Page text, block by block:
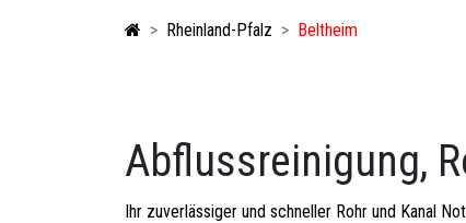
Rheinland-Pfalz Beltheim
Abflussreinigung,
Ihr zuverlässiger und schneller Rohr und Kanal